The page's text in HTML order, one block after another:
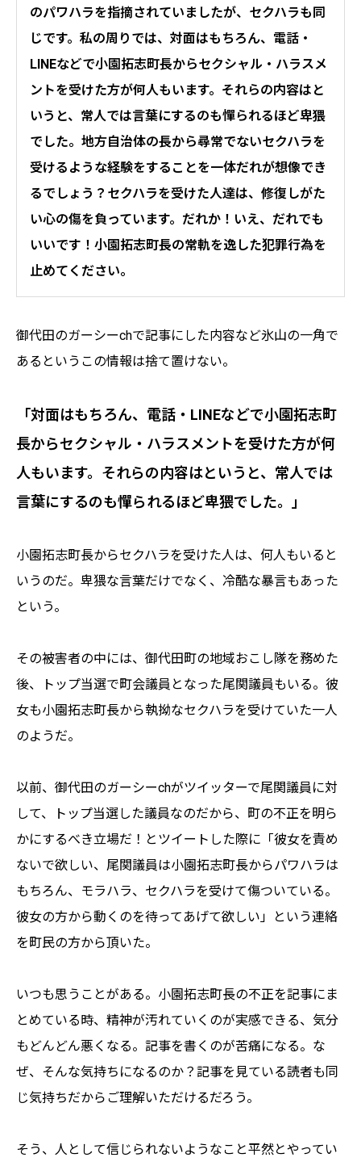
のパワハラを指摘されていましたが、セクハラも同
じです。私の周りでは、対面はもちろん、電話・
LINEなどで小園拓志町長からセクシャル・ハラスメ
ントを受けた方が何人もいます。それらの内容はと
いうと、常人では言葉にするのも憚られるほど卑猥
でした。地方自治体の長から尋常でないセクハラを
受けるような経験をすることを一体だれが想像でき
るでしょう？セクハラを受けた人達は、修復しがた
い心の傷を負っています。だれか！いえ、だれでも
いいです！小園拓志町長の常軌を逸した犯罪行為を
止めてください。
御代田のガーシーchで記事にした内容など氷山の一角で
あるというこの情報は捨て置けない。
「対面はもちろん、電話・LINEなどで小園拓志町
長からセクシャル・ハラスメントを受けた方が何
人もいます。それらの内容はというと、常人では
言葉にするのも憚られるほど卑猥でした。」
小園拓志町長からセクハラを受けた人は、何人もいると
いうのだ。卑猥な言葉だけでなく、冷酷な暴言もあった
という。
その被害者の中には、御代田町の地域おこし隊を務めた
後、トップ当選で町会議員となった尾関議員もいる。彼
女も小園拓志町長から執拗なセクハラを受けていた一人
のようだ。
以前、御代田のガーシーchがツイッターで尾関議員に対
して、トップ当選した議員なのだから、町の不正を明ら
かにするべき立場だ！とツイートした際に「彼女を責め
ないで欲しい、尾関議員は小園拓志町長からパワハラは
もちろん、モラハラ、セクハラを受けて傷ついている。
彼女の方から動くのを待ってあげて欲しい」という連絡
を町民の方から頂いた。
いつも思うことがある。小園拓志町長の不正を記事にま
とめている時、精神が汚れていくのが実感できる、気分
もどんどん悪くなる。記事を書くのが苦痛になる。な
ぜ、そんな気持ちになるのか？記事を見ている読者も同
じ気持ちだからご理解いただけるだろう。
そう、人として信じられないようなこと平然とやってい